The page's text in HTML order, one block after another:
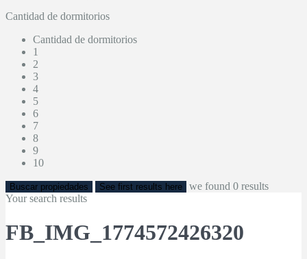
Cantidad de dormitorios
Cantidad de dormitorios
1
2
3
4
5
6
7
8
9
10
Buscar propiedades See first results here we found 0 results
Your search results
FB_IMG_1774572426320